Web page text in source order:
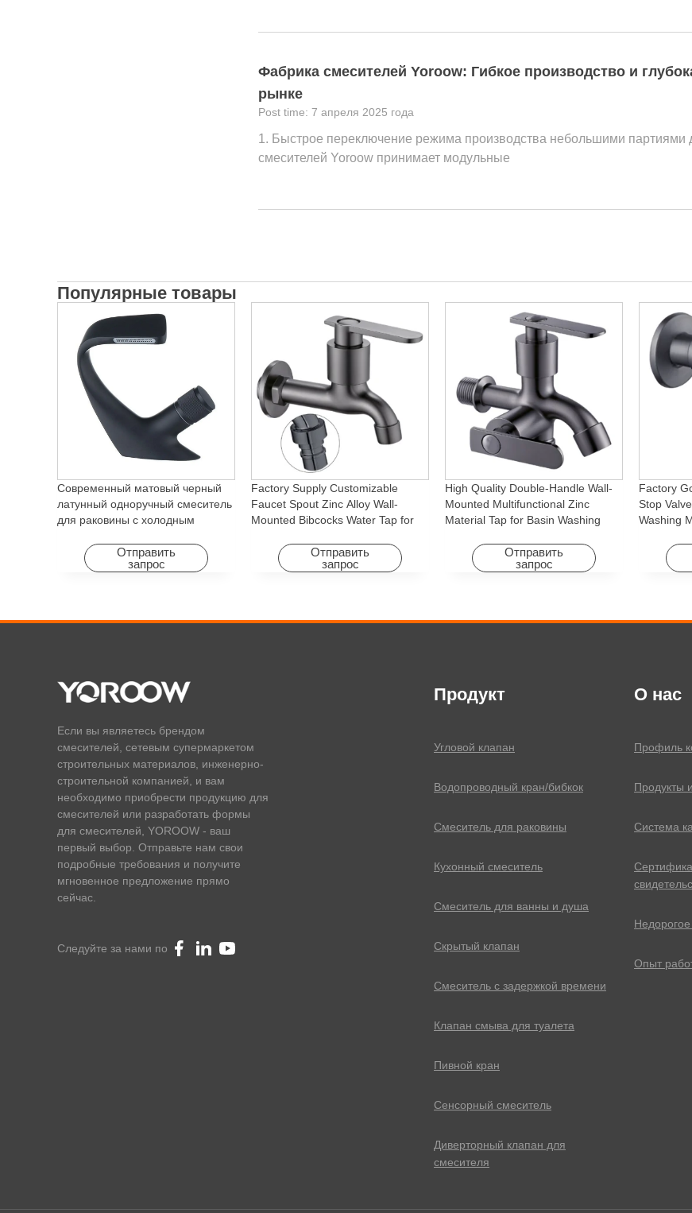
Фабрика смесителей Yoroow: Гибкое производство и
рынке
7 апреля 2025 года
1. Быстрое переключение режима производства небольшими
смесителей Yoroow принимает модульные
Популярные товары
Современный матовый черный
латунный одноручный смеситель
для раковины с холодным
вращающейся функцией для
отеля и квартиры
Отправить
запрос
Factory Supply Customizable
Faucet Spout Zinc Alloy Wall-
Mounted Bibcocks Water Tap for
Отправить
запрос
High Quality Double-Handle Wall-
Mounted Multifunctional Zinc
Material Tap for Basin Washing
Отправить
запрос
Factory
Stop
Washing
Hotels
Если вы являетесь брендом
смесителей, сетевым супермаркетом
строительных материалов, инженерно-
строительной компанией, и вам
необходимо приобрести продукцию для
смесителей или разработать формы
для смесителей, YOROOW - ваш
первый выбор. Отправьте нам свои
подробные требования и получите
мгновенное предложение прямо
сейчас.
Следуйте за нами по
Продукт
Угловой клапан
Водопроводный кран/бибкок
Смеситель для раковины
Кухонный смеситель
Смеситель для ванны и душа
Скрытый клапан
Смеситель с задержкой времени
Клапан смыва для туалета
Пивной кран
Сенсорный смеситель
Диверторный клапан для
смесителя
О нас
Профиль
Продукты
Система
Опыт